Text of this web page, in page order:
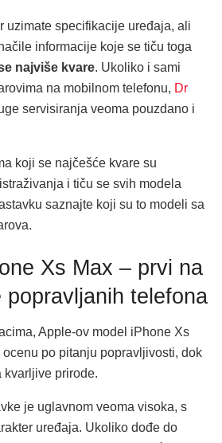
uzimate specifikacije uređaja, ali
informacije koje se tiču toga
najviše kvare. Ukoliko i sami
na mobilnom telefonu, Dr
servisiranja veoma pouzdano i
koji se najčešće kvare su
i tiču se svih modela
saznajte koji su to modeli sa
Xs Max – prvi na
popravljanih telefona
Apple-ov model iPhone Xs
po pitanju popravljivosti, dok
kvarljive prirode.
je uglavnom veoma visoka, s
uređaja. Ukoliko dođe do